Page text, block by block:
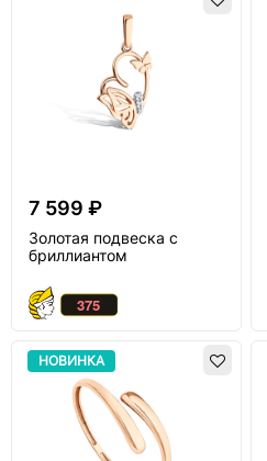
7 599 ₽
Золотая подвеска с
бриллиантом
НОВИНКА